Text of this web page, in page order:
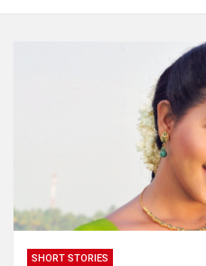
SHORT STORIES